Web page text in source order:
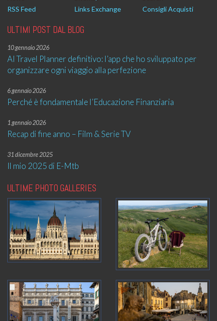
RSS Feed
Links Exchange Consigli Acquisti
ULTIMI POST DAL BLOG
10 gennaio 2026
AI Travel Planner definitivo: l’app che ho sviluppato per
organizzare ogni viaggio alla perfezione
6 gennaio 2026
Perché è fondamentale l’Educazione Finanziaria
1 gennaio 2026
Recap di fine anno – Film & Serie TV
31 dicembre 2025
Il mio 2025 di E-Mtb
ULTIME PHOTO GALLERIES